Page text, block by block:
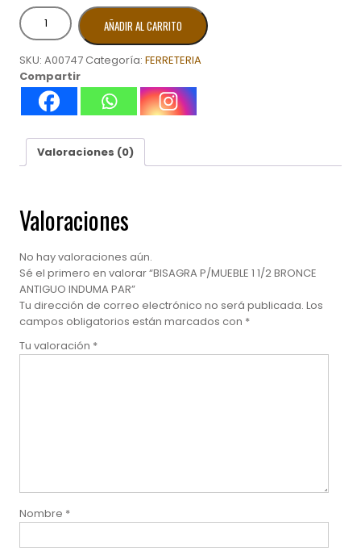
BISAGRA
P/MUEBLE
1/2
BRONCE
ANTIGUO
INDUMA
cantidad
AÑADIR AL CARRITO
SKU: A00747 Categoría: FERRETERIA
Compartir
Valoraciones (0)
Valoraciones
No hay valoraciones aún.
Sé el primero en valorar “BISAGRA P/MUEBLE 1 1/2 BRONCE
ANTIGUO INDUMA PAR”
Tu dirección de correo electrónico no será publicada. Los
campos obligatorios están marcados con *
Tu valoración *
Nombre *